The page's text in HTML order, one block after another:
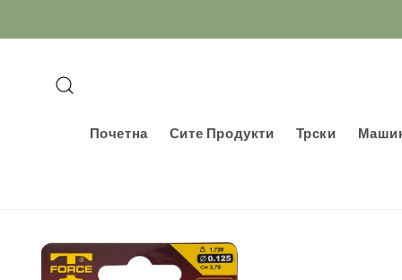
содржината
Почетна Сите Продукти Трски
Информации
за продуктот